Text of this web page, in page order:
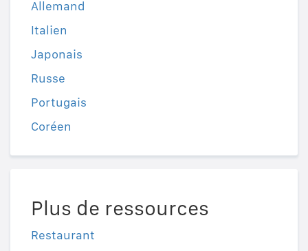
Allemand
Italien
Japonais
Russe
Portugais
Coréen
Plus de ressources
Restaurant